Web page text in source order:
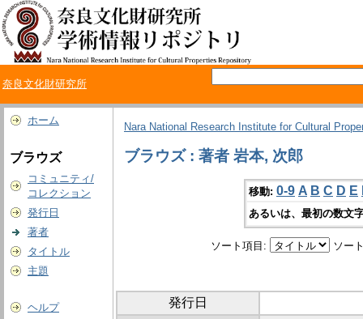
奈良文化財研究所
ホーム
ブラウズ
コミュニティ/
コレクション
発行日
著者
タイトル
主題
ヘルプ
Nara National Research Institute for Cultural
ブラウズ : 著者 岩本, 次郎
移動: 0-9 A B C D E
あるいは、最初の数文
ソート項目: ソー
発行日